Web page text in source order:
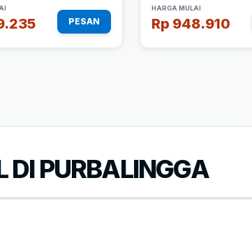
PESAN
HARGA MULAI
Rp 948.910
DI PURBALINGGA